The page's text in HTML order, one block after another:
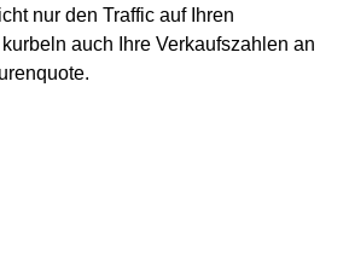
nur den Traffic auf Ihren
auch Ihre Verkaufszahlen an